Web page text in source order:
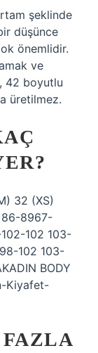
şeklinde
düşünce
önemlidir.
ve
42 boyutlu
üretilmez.
32 (XS)
8967-
102 103-
102 103-
BODY
Kiyafet-
FAZLA